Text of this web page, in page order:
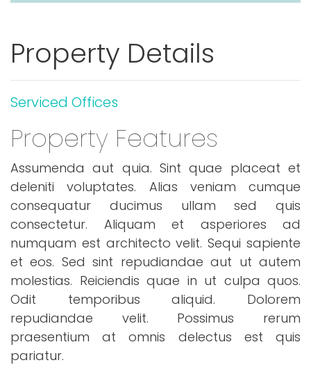
Property Details
Serviced Offices
Property Features
Assumenda aut quia. Sint quae placeat et
deleniti voluptates. Alias veniam cumque
consequatur ducimus ullam sed quis
consectetur. Aliquam et asperiores ad
numquam est architecto velit. Sequi sapiente
et eos. Sed sint repudiandae aut ut autem
molestias. Reiciendis quae in ut culpa quos.
Odit temporibus aliquid. Dolorem
repudiandae velit. Possimus rerum
praesentium at omnis delectus est quis
pariatur.